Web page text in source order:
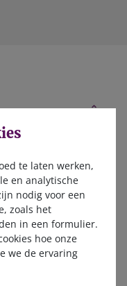
te laten werken,
en analytische
nodig voor een
zoals het
in een formulier.
hoe onze
we de ervaring